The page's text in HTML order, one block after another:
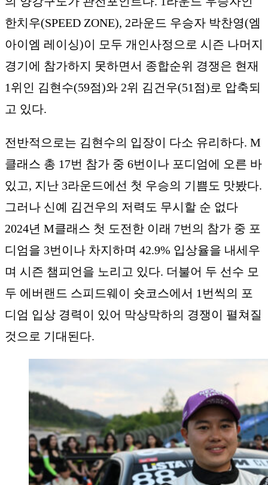
한치우(SPEED ZONE), 2라운드 우승자 박찬영(엠
아이엠 레이싱)이 모두 개인사정으로 시즌 나머지
경기에 참가하지 못하면서 종합순위 경쟁은 현재
1위인 김현수(59점)와 2위 김건우(51점)로 압축되
고 있다.
전반적으로는 김현수의 입장이 다소 유리하다. M
클래스 총 17번 참가 중 6번이나 포디엄에 오른 바
있고, 지난 3라운드에선 첫 우승의 기쁨도 맛봤다.
그러나 신예 김건우의 저력도 무시할 순 없다
2024년 M클래스 첫 도전한 이래 7번의 참가 중 포
디엄을 3번이나 차지하며 42.9% 입상율을 내세우
며 시즌 챔피언을 노리고 있다. 더불어 두 선수 모
두 에버랜드 스피드웨이 숏코스에서 1번씩의 포
디엄 입상 경력이 있어 막상막하의 경쟁이 펼쳐질
것으로 기대된다.